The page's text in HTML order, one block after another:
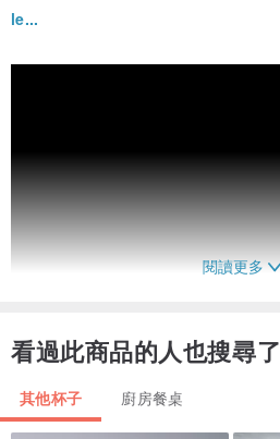
le...
隨時輕鬆享有 WEMUG樂遊
閱讀更多
看過此商品的人也搜尋了
其他杯子 廚房餐桌